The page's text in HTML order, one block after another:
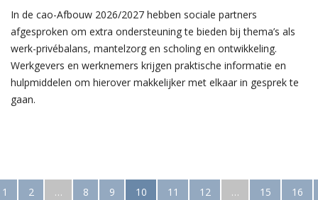
In de cao-Afbouw 2026/2027 hebben sociale partners
afgesproken om extra ondersteuning te bieden bij thema’s als
werk-privébalans, mantelzorg en scholing en ontwikkeling.
Werkgevers en werknemers krijgen praktische informatie en
hulpmiddelen om hierover makkelijker met elkaar in gesprek te
gaan.
1 2 … 8 9 10 11 12 … 15 16